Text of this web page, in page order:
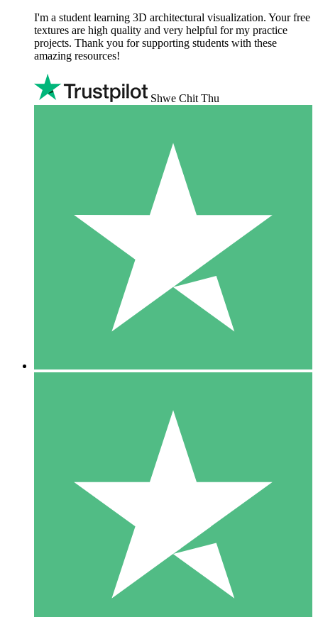
I'm a student learning 3D architectural visualization. Your free
textures are high quality and very helpful for my practice
projects. Thank you for supporting students with these
amazing resources!
Shwe Chit Thu